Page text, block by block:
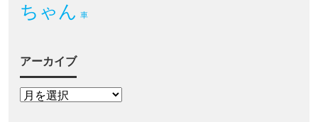
ちゃん 車
アーカイブ